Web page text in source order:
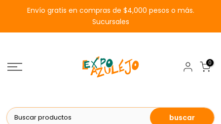
contenido
Envío gratis en compras de $4,000 pesos o más.
Sucursales
0
buscar